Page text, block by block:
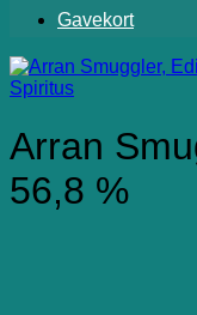
Gavekort
Spiritus
Arran
56,8 %